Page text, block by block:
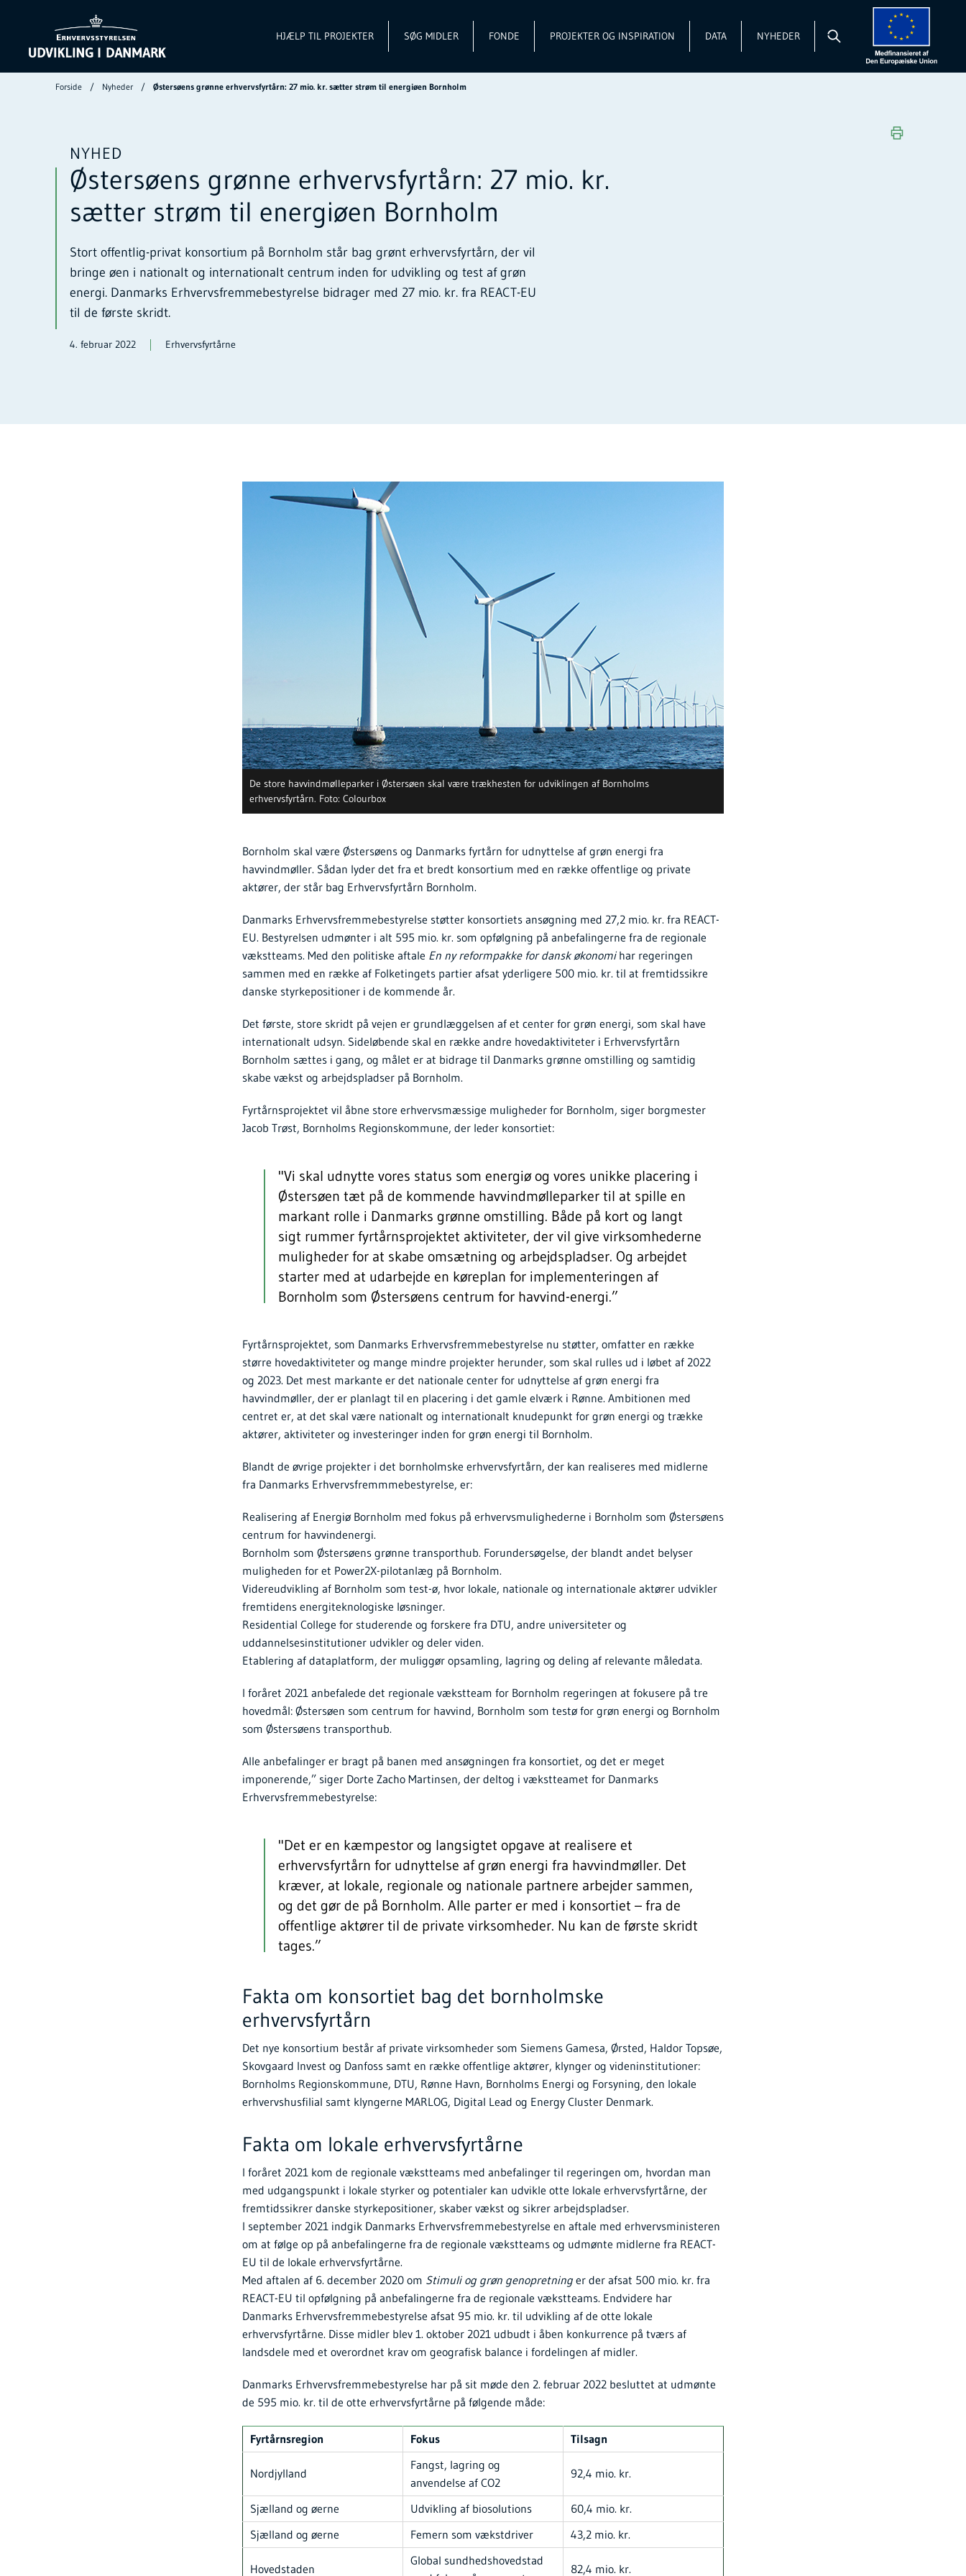
HJÆLP TIL PROJEKTER SØG MIDLER FONDE PROJEKTER OG INSPIRATION DATA NYHEDER
Forside Nyheder Østersøens grønne erhvervsfyrtårn: 27 mio. kr. sætter strøm til energiøen Bornholm
NYHED
Østersøens grønne erhvervsfyrtårn: 27 mio. kr.
sætter strøm til energiøen Bornholm
Stort offentlig-privat konsortium på Bornholm står bag grønt erhvervsfyrtårn, der vil
bringe øen i nationalt og internationalt centrum inden for udvikling og test af grøn
energi. Danmarks Erhvervsfremmebestyrelse bidrager med 27 mio. kr. fra REACT-EU
til de første skridt.
4. februar 2022 Erhvervsfyrtårne
De store havvindmølleparker i Østersøen skal være trækhesten for udviklingen af Bornholms
erhvervsfyrtårn. Foto: Colourbox
Bornholm skal være Østersøens og Danmarks fyrtårn for udnyttelse af grøn energi fra
havvindmøller. Sådan lyder det fra et bredt konsortium med en række offentlige og private
aktører, der står bag Erhvervsfyrtårn Bornholm.
Danmarks Erhvervsfremmebestyrelse støtter konsortiets ansøgning med 27,2 mio. kr. fra REACT-
EU. Bestyrelsen udmønter i alt 595 mio. kr. som opfølgning på anbefalingerne fra de regionale
vækstteams. Med den politiske aftale En ny reformpakke for dansk økonomihar regeringen
sammen med en række af Folketingets partier afsat yderligere 500 mio. kr. til at fremtidssikre
danske styrkepositioner i de kommende år.
Det første, store skridt på vejen er grundlæggelsen af et center for grøn energi, som skal have
internationalt udsyn. Sideløbende skal en række andre hovedaktiviteter i Erhvervsfyrtårn
Bornholm sættes i gang, og målet er at bidrage til Danmarks grønne omstilling og samtidig
skabe vækst og arbejdspladser på Bornholm.
Fyrtårnsprojektet vil åbne store erhvervsmæssige muligheder for Bornholm, siger borgmester
Jacob Trøst, Bornholms Regionskommune, der leder konsortiet:
"Vi skal udnytte vores status som energiø og vores unikke placering i
Østersøen tæt på de kommende havvindmølleparker til at spille en
markant rolle i Danmarks grønne omstilling. Både på kort og langt
sigt rummer fyrtårnsprojektet aktiviteter, der vil give virksomhederne
muligheder for at skabe omsætning og arbejdspladser. Og arbejdet
starter med at udarbejde en køreplan for implementeringen af
Bornholm som Østersøens centrum for havvind-energi.”
Fyrtårnsprojektet, som Danmarks Erhvervsfremmebestyrelse nu støtter, omfatter en række
større hovedaktiviteter og mange mindre projekter herunder, som skal rulles ud i løbet af 2022
og 2023. Det mest markante er det nationale center for udnyttelse af grøn energi fra
havvindmøller, der er planlagt til en placering i det gamle elværk i Rønne. Ambitionen med
centret er, at det skal være nationalt og internationalt knudepunkt for grøn energi og trække
aktører, aktiviteter og investeringer inden for grøn energi til Bornholm.
Blandt de øvrige projekter i det bornholmske erhvervsfyrtårn, der kan realiseres med midlerne
fra Danmarks Erhvervsfremmmebestyrelse, er:
Realisering af Energiø Bornholm med fokus på erhvervsmulighederne i Bornholm som Østersøens
centrum for havvindenergi.
Bornholm som Østersøens grønne transporthub. Forundersøgelse, der blandt andet belyser
muligheden for et Power2X-pilotanlæg på Bornholm.
Videreudvikling af Bornholm som test-ø, hvor lokale, nationale og internationale aktører udvikler
fremtidens energiteknologiske løsninger.
Residential College for studerende og forskere fra DTU, andre universiteter og
uddannelsesinstitutioner udvikler og deler viden.
Etablering af dataplatform, der muliggør opsamling, lagring og deling af relevante måledata.
I foråret 2021 anbefalede det regionale vækstteam for Bornholm regeringen at fokusere på tre
hovedmål: Østersøen som centrum for havvind, Bornholm som testø for grøn energi og Bornholm
som Østersøens transporthub.
Alle anbefalinger er bragt på banen med ansøgningen fra konsortiet, og det er meget
imponerende,” siger Dorte Zacho Martinsen, der deltog i vækstteamet for Danmarks
Erhvervsfremmebestyrelse:
"Det er en kæmpestor og langsigtet opgave at realisere et
erhvervsfyrtårn for udnyttelse af grøn energi fra havvindmøller. Det
kræver, at lokale, regionale og nationale partnere arbejder sammen,
og det gør de på Bornholm. Alle parter er med i konsortiet – fra de
offentlige aktører til de private virksomheder. Nu kan de første skridt
tages.”
Fakta om konsortiet bag det bornholmske
erhvervsfyrtårn
Det nye konsortium består af private virksomheder som Siemens Gamesa, Ørsted, Haldor Topsøe,
Skovgaard Invest og Danfoss samt en række offentlige aktører, klynger og videninstitutioner:
Bornholms Regionskommune, DTU, Rønne Havn, Bornholms Energi og Forsyning, den lokale
erhvervshusfilial samt klyngerne MARLOG, Digital Lead og Energy Cluster Denmark.
Fakta om lokale erhvervsfyrtårne
I foråret 2021 kom de regionale vækstteams med anbefalinger til regeringen om, hvordan man
med udgangspunkt i lokale styrker og potentialer kan udvikle otte lokale erhvervsfyrtårne, der
fremtidssikrer danske styrkepositioner, skaber vækst og sikrer arbejdspladser.
I september 2021 indgik Danmarks Erhvervsfremmebestyrelse en aftale med erhvervsministeren
om at følge op på anbefalingerne fra de regionale vækstteams og udmønte midlerne fra REACT-
EU til de lokale erhvervsfyrtårne.
Med aftalen af 6. december 2020 om Stimuli og grøn genopretning er der afsat 500 mio. kr. fra
REACT-EU til opfølgning på anbefalingerne fra de regionale vækstteams. Endvidere har
Danmarks Erhvervsfremmebestyrelse afsat 95 mio. kr. til udvikling af de otte lokale
erhvervsfyrtårne. Disse midler blev 1. oktober 2021 udbudt i åben konkurrence på tværs af
landsdele med et overordnet krav om geografisk balance i fordelingen af midler.
Danmarks Erhvervsfremmebestyrelse har på sit møde den 2. februar 2022 besluttet at udmønte
de 595 mio. kr. til de otte erhvervsfyrtårne på følgende måde:
Fyrtårnsregion Fokus Tilsagn
Nordjylland
Fangst, lagring og
anvendelse af CO2
92,4 mio. kr.
Sjælland og øerne Udvikling af biosolutions
60,4 mio. kr.
Sjælland og øerne
Femern som vækstdriver 43,2 mio. kr.
Hovedstaden
Global sundhedshovedstad
82,4 mio. kr.